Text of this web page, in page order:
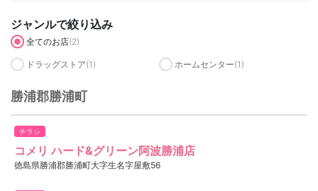
ジャンルで絞り込み
全てのお店(2)
ドラッグストア(1) ホームセンター(1)
勝浦郡勝浦町
チラシ
コメリ ハード&グリーン阿波勝浦店
徳島県勝浦郡勝浦町大字生名字屋敷56